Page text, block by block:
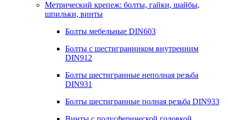
Метрический крепеж: болты, гайки, шайбы,
шпильки, винты
Болты мебельные DIN603
Болты с шестигранником внутренним
DIN912
Болты шестигранные неполная резьба
DIN931
Болты шестигранные полная резьба DIN933